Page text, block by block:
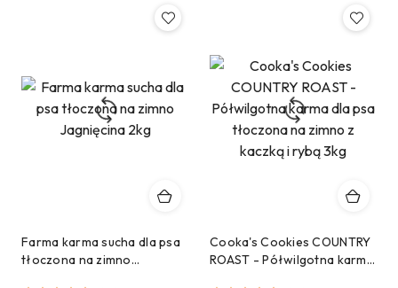
Farma karma sucha dla psa
tłoczona na zimno
Cooka's Cookies COUNTRY
ROAST - Półwilgotna karma